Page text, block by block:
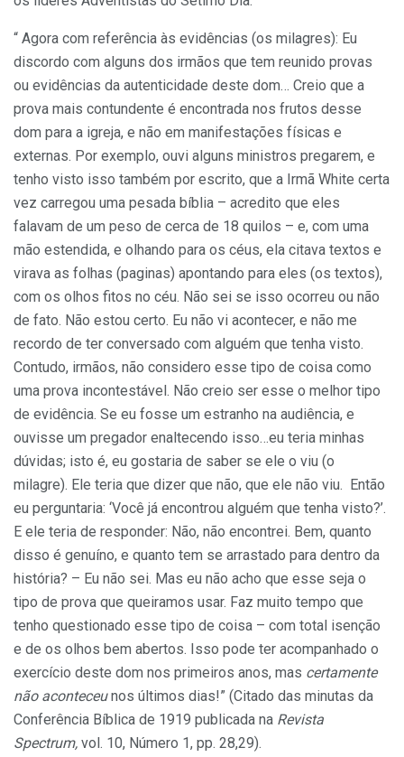
“ Agora com referência às evidências (os milagres): Eu
discordo com alguns dos irmãos que tem reunido provas
ou evidências da autenticidade deste dom… Creio que a
prova mais contundente é encontrada nos frutos desse
dom para a igreja, e não em manifestações físicas e
externas. Por exemplo, ouvi alguns ministros pregarem, e
tenho visto isso também por escrito, que a Irmã White certa
vez carregou uma pesada bíblia – acredito que eles
falavam de um peso de cerca de 18 quilos – e, com uma
mão estendida, e olhando para os céus, ela citava textos e
virava as folhas (paginas) apontando para eles (os textos),
com os olhos fitos no céu. Não sei se isso ocorreu ou não
de fato. Não estou certo. Eu não vi acontecer, e não me
recordo de ter conversado com alguém que tenha visto.
Contudo, irmãos, não considero esse tipo de coisa como
uma prova incontestável. Não creio ser esse o melhor tipo
de evidência. Se eu fosse um estranho na audiência, e
ouvisse um pregador enaltecendo isso…eu teria minhas
dúvidas; isto é, eu gostaria de saber se ele o viu (o
milagre). Ele teria que dizer que não, que ele não viu. Então
eu perguntaria: ‘Você já encontrou alguém que tenha visto?’.
E ele teria de responder: Não, não encontrei. Bem, quanto
disso é genuíno, e quanto tem se arrastado para dentro da
história? – Eu não sei. Mas eu não acho que esse seja o
tipo de prova que queiramos usar. Faz muito tempo que
tenho questionado esse tipo de coisa – com total isenção
e de os olhos bem abertos. Isso pode ter acompanhado o
exercício deste dom nos primeiros anos, mas certamente
não aconteceunos últimos dias!” (Citado das minutas da
Conferência Bíblica de 1919 publicada na Revista
Spectrum, vol. 10, Número 1, pp. 28,29).